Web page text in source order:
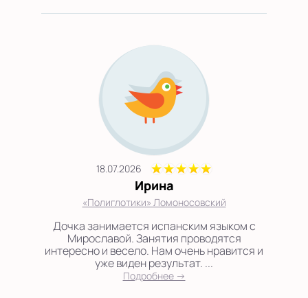
18.07.2026
Ирина
«Полиглотики» Ломоносовский
Дочка занимается испанским языком с
Мирославой. Занятия проводятся
интересно и весело. Нам очень нравится и
уже виден результат. ...
Подробнее →